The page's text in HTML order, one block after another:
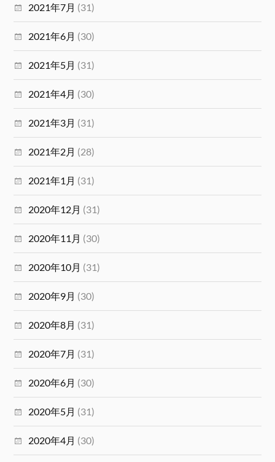
2021年7月 (31)
2021年6月 (30)
2021年5月 (31)
2021年4月 (30)
2021年3月 (31)
2021年2月 (28)
2021年1月 (31)
2020年12月 (31)
2020年11月 (30)
2020年10月 (31)
2020年9月 (30)
2020年8月 (31)
2020年7月 (31)
2020年6月 (30)
2020年5月 (31)
2020年4月 (30)